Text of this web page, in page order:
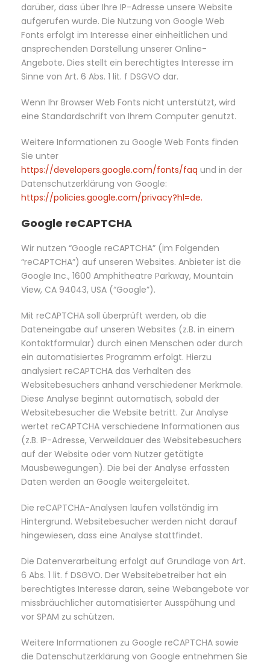
darüber, dass über Ihre IP-Adresse unsere Website
aufgerufen wurde. Die Nutzung von Google Web
Fonts erfolgt im Interesse einer einheitlichen und
ansprechenden Darstellung unserer Online-
Angebote. Dies stellt ein berechtigtes Interesse im
Sinne von Art. 6 Abs. 1 lit. f DSGVO dar.
Wenn Ihr Browser Web Fonts nicht unterstützt, wird
eine Standardschrift von Ihrem Computer genutzt.
Weitere Informationen zu Google Web Fonts finden
Sie unter
https://developers.google.com/fonts/faq und in der
Datenschutzerklärung von Google:
https://policies.google.com/privacy?hl=de.
Google reCAPTCHA
Wir nutzen “Google reCAPTCHA” (im Folgenden
“reCAPTCHA”) auf unseren Websites. Anbieter ist die
Google Inc., 1600 Amphitheatre Parkway, Mountain
View, CA 94043, USA (“Google”).
Mit reCAPTCHA soll überprüft werden, ob die
Dateneingabe auf unseren Websites (z.B. in einem
Kontaktformular) durch einen Menschen oder durch
ein automatisiertes Programm erfolgt. Hierzu
analysiert reCAPTCHA das Verhalten des
Websitebesuchers anhand verschiedener Merkmale.
Diese Analyse beginnt automatisch, sobald der
Websitebesucher die Website betritt. Zur Analyse
wertet reCAPTCHA verschiedene Informationen aus
(z.B. IP-Adresse, Verweildauer des Websitebesuchers
auf der Website oder vom Nutzer getätigte
Mausbewegungen). Die bei der Analyse erfassten
Daten werden an Google weitergeleitet.
Die reCAPTCHA-Analysen laufen vollständig im
Hintergrund. Websitebesucher werden nicht darauf
hingewiesen, dass eine Analyse stattfindet.
Die Datenverarbeitung erfolgt auf Grundlage von Art.
6 Abs. 1 lit. f DSGVO. Der Websitebetreiber hat ein
berechtigtes Interesse daran, seine Webangebote vor
missbräuchlicher automatisierter Ausspähung und
vor SPAM zu schützen.
Weitere Informationen zu Google reCAPTCHA sowie
die Datenschutzerklärung von Google entnehmen Sie